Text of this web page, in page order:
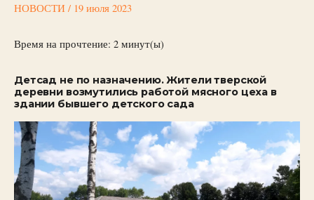
НОВОСТИ / 19 июля 2023
Время на прочтение: 2 минут(ы)
Детсад не по назначению. Жители тверской
деревни возмутились работой мясного цеха в
здании бывшего детского сада